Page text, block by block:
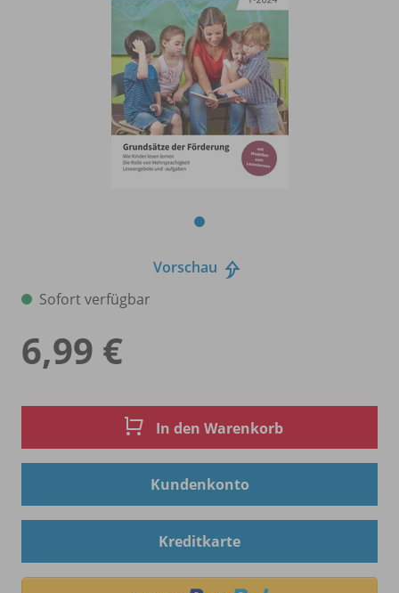
Vorschau
Sofort verfügbar
6,99 €
In den Warenkorb
Kundenkonto
Kreditkarte